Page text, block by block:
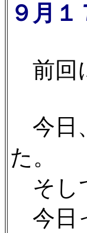
９月１
前回
今日、
た。
そし
今日